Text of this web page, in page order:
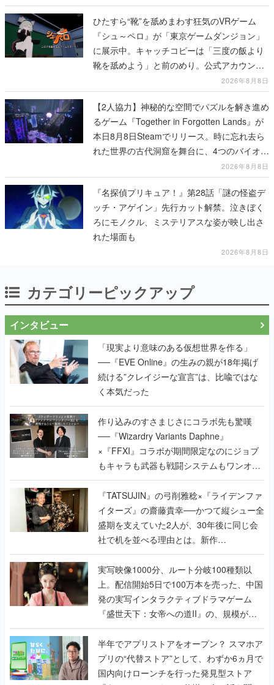
ひたすら“靴”を舐めまわす狂気のVRゲーム
『シュ～ペロ』が「東京ゲームダンジョン」
に展示中。キャッチコピーは「三度の飯より
靴を舐めよう」と前のめり。公式アカウント
も開設され、2026年リリースに向けて開発中
2026年8月8日
【2人協力】神秘的な空間でパズルを解き進め
るゲーム『Together in Forgotten Lands』が
本日8月8日Steamでリリース。時に忘れ去ら
れた世界の古代洞窟を舞台に、4つのバイオー
2026年8月8日
『名探偵プリキュア！』第28話「謎の怪盗デ
ッチ・アゲイン」先行カット解禁。泣きぼく
ろにモノクル、ミステリアスな姿が映し出さ
れた場面も
2026年8月8日
カテゴリーピックアップ
インタビュー
「現実より意味のある仮想世界を作る」
──『EVE Online』の生みの親が18年掲げ
続ける”クレイジーな宣言”は、比喩ではな
く本気だった
作り込みのすさまじさにコラボ先も驚嘆
──『Wizardry Variants Daphne』
×『FFXI』コラボが期間限定なのにジョブ
もキャラも武器も戦闘システムもワンオフ
で作り込まれた理由を両ディレクターに聞
く
『TATSUJIN』の弓削雅稔×『ライデンファ
イターズ』の齋藤貴幸──かつて縦シュー全
盛期を支えていた2人が、30年後に同じ会
社で机を並べる理由とは。新作
『TATSUJIN EXTREME』で初タッグを組
んだレジェンド2人に訊く開発秘話
実写映像1000分、ルート分岐100種類以
上。配信開始5日で100万本を売った、中国
発の実写インタラクティブドラマゲーム
『盛世天下：女帝への道II』の、規模が違
うこだわりをプロデューサーに聞いた
半年でアプリストアをオープン？ スマホア
プリの“代替ストア”として、わずか6ヵ月で
国内向けローンチを行った発見型ストア